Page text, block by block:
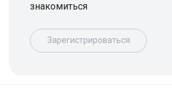
знакомиться
Зарегистрироваться